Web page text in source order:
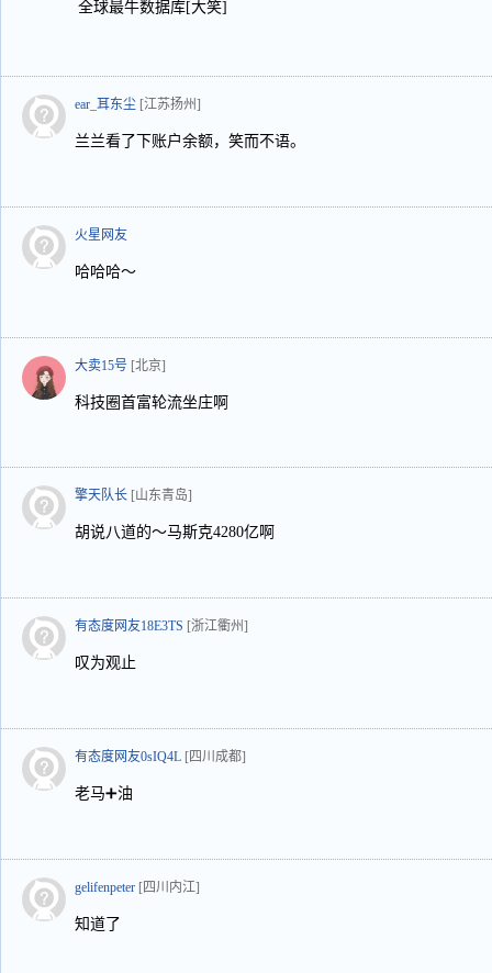
全球最牛数据库[大笑]
ear_耳东尘 [江苏扬州]
兰兰看了下账户余额，笑而不语。
火星网友
哈哈哈～
大卖15号 [北京]
科技圈首富轮流坐庄啊
擎天队长 [山东青岛]
胡说八道的～马斯克4280亿啊
有态度网友18E3TS [浙江衢州]
叹为观止
有态度网友0sIQ4L [四川成都]
老马➕油
gelifenpeter [四川内江]
知道了